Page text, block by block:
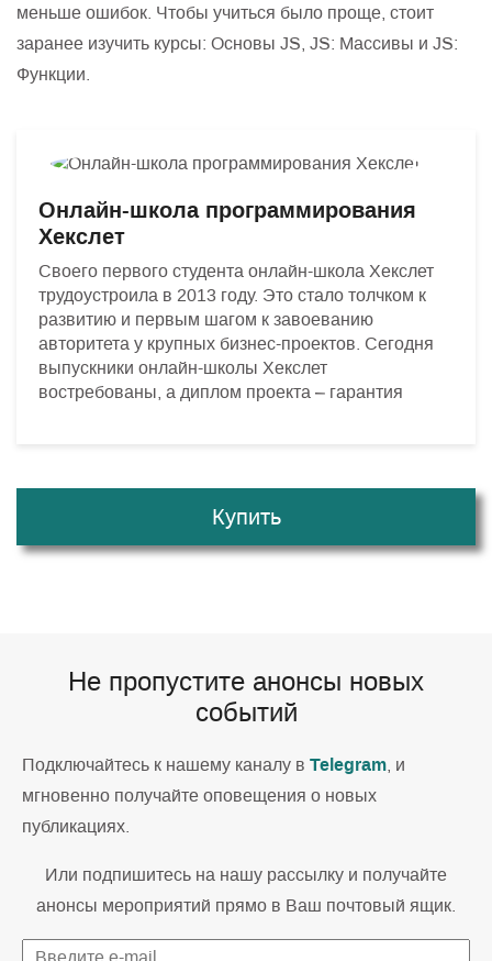
меньше ошибок. Чтобы учиться было проще, стоит
заранее изучить курсы: Основы JS, JS: Массивы и JS:
Функции.
Онлайн-школа программирования
Хекслет
Своего первого студента онлайн-школа Хекслет
трудоустроила в 2013 году. Это стало толчком к
развитию и первым шагом к завоеванию
авторитета у крупных бизнес-проектов. Сегодня
выпускники онлайн-школы Хекслет
востребованы, а диплом проекта – гарантия
Купить
Не пропустите анонсы новых
событий
Подключайтесь к нашему каналу в Telegram, и
мгновенно получайте оповещения о новых
публикациях.
Или подпишитесь на нашу рассылку и получайте
анонсы мероприятий прямо в Ваш почтовый ящик.